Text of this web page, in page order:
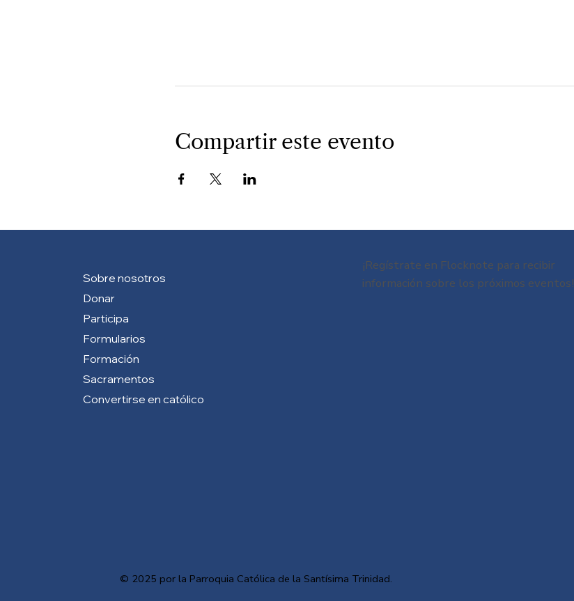
Compartir este evento
Sobre nosotros
Donar
Participa
Formularios
Formación
Sacramentos
Convertirse en católico
© 2025 por la Parroquia Católica de la Santísima Trinidad.
¡Regístrate en Flocknote para recibir
información sobre los próximos eventos!